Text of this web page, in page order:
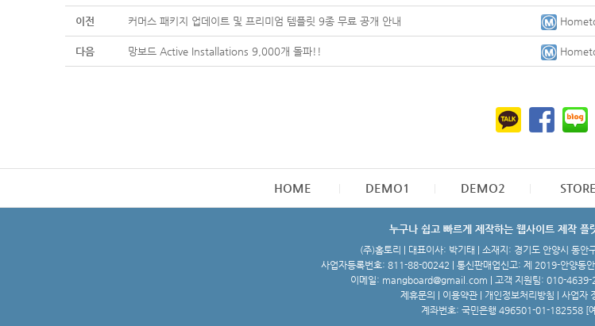
이전 커머스 패키지 업데이트 및 프리미엄 템플릿 9종 무료 공개 안내
다음 망보드 Active Installations 9,000개 돌파!!
HOME DEMO1 DEMO2 STORE
누구나 쉽고 빠르게 제작하는 웹사이트 제작 플
(주)홈토리 | 대표이사: 박기태 | 소재지: 경기도 안양시 동
사업자등록번호: 811-88-00242 | 통신판매업신고: 제 2019-안양동
이메일: mangboard@gmail.com | 고객 지원팀: 010-
제휴문의
이용약관 개인정보처리방침 사업자
계좌번호: 국민은행 496501-01-182558 [